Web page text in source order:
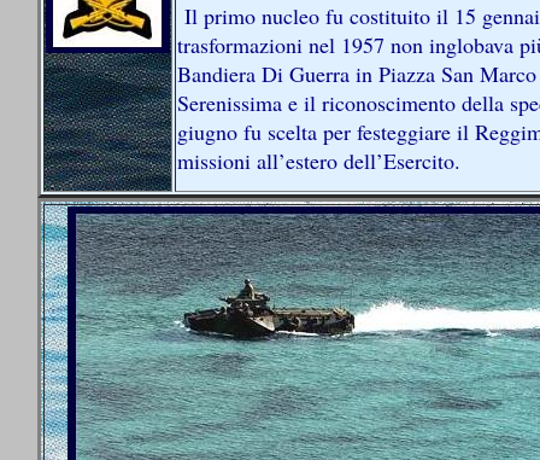
Il primo nucleo fu costituito il 15
trasformazioni nel 1957 non inglobava
Bandiera Di Guerra in Piazza San
Serenissima e il riconoscimento della
giugno fu scelta per festeggiare il
missioni all’estero dell’Esercito.